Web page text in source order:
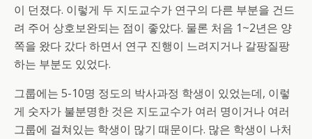
이 던졌다. 이렇게 두 지도교수가 연구의 다른 부분을 건드
려 주어 상호보완되는 점이 좋았다. 물론 처음 1~2년은 양
쪽을 왔다 갔다 하면서 연구 진행이 느려지거나 갈팡질팡
하는 부분도 있었다.
그룹에는 5-10명 정도의 박사과정 학생이 있었는데, 이렇
게 숫자가 불분명한 것은 지도교수가 여러 명이거나 여러
그룹에 걸쳐있는 학생이 많기 때문이다. 많은 학생이 나처